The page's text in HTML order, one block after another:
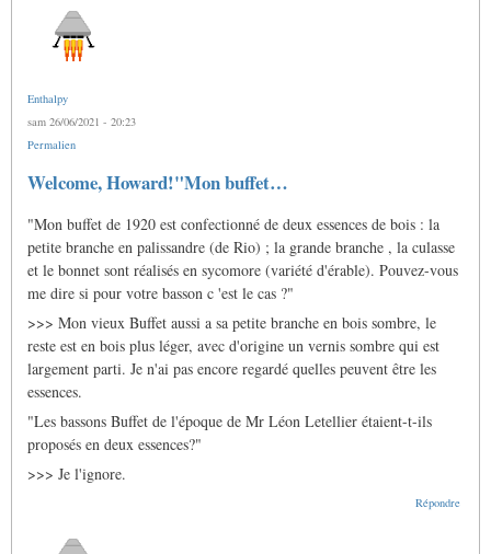
Enthalpy
sam 26/06/2021 - 20:23
Permalien
En
réponse
Doigtés
pour
le
basson
français
Gras
Welcome, Howard!"Mon buffet…
"Mon buffet de 1920 est confectionné de deux essences de bois : la
petite branche en palissandre (de Rio) ; la grande branche , la culasse
et le bonnet sont réalisés en sycomore (variété d'érable). Pouvez-vous
me dire si pour votre basson c 'est le cas ?"
>>> Mon vieux Buffet aussi a sa petite branche en bois sombre, le
reste est en bois plus léger, avec d'origine un vernis sombre qui est
largement parti. Je n'ai pas encore regardé quelles peuvent être les
essences.
"Les bassons Buffet de l'époque de Mr Léon Letellier étaient-t-ils
proposés en deux essences?"
>>> Je l'ignore.
Répondre